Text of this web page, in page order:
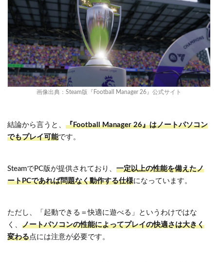
画像出典： Steam版『Football Manager 26』公式サイト
結論から言うと、 『Football Manager 26』はノートパソコン
でもプレイ可能です。
SteamでPC版が提供されており、 一定以上の性能を備えたノ
ートPCであれば問題なく動作する仕様になっています。
ただし、「起動できる＝快適に遊べる」というわけではな
く、 ノートパソコンの性能によってプレイの快適さは大きく
変わる点には注意が必要です。